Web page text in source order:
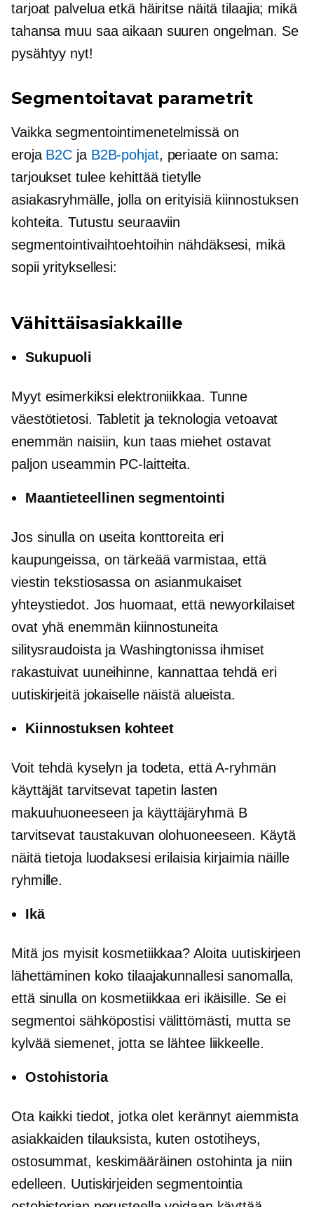
tarjoat palvelua etkä häiritse näitä tilaajia; mikä
tahansa muu saa aikaan suuren ongelman. Se
pysähtyy nyt!
Segmentoitavat parametrit
Vaikka segmentointimenetelmissä on
eroja B2C ja B2B-pohjat, periaate on sama:
tarjoukset tulee kehittää tietylle
asiakasryhmälle, jolla on erityisiä kiinnostuksen
kohteita. Tutustu seuraaviin
segmentointivaihtoehtoihin nähdäksesi, mikä
sopii yrityksellesi:
Vähittäisasiakkaille
Sukupuoli
Myyt esimerkiksi elektroniikkaa. Tunne
väestötietosi. Tabletit ja teknologia vetoavat
enemmän naisiin, kun taas miehet ostavat
paljon useammin PC-laitteita.
Maantieteellinen segmentointi
Jos sinulla on useita konttoreita eri
kaupungeissa, on tärkeää varmistaa, että
viestin tekstiosassa on asianmukaiset
yhteystiedot. Jos huomaat, että newyorkilaiset
ovat yhä enemmän kiinnostuneita
silitysraudoista ja Washingtonissa ihmiset
rakastuivat uuneihinne, kannattaa tehdä eri
uutiskirjeitä jokaiselle näistä alueista.
Kiinnostuksen kohteet
Voit tehdä kyselyn ja todeta, että A-ryhmän
käyttäjät tarvitsevat tapetin lasten
makuuhuoneeseen ja käyttäjäryhmä B
tarvitsevat taustakuvan olohuoneeseen. Käytä
näitä tietoja luodaksesi erilaisia ​​kirjaimia näille
ryhmille.
Ikä
Mitä jos myisit kosmetiikkaa? Aloita uutiskirjeen
lähettäminen koko tilaajakunnallesi sanomalla,
että sinulla on kosmetiikkaa eri ikäisille. Se ei
segmentoi sähköpostisi välittömästi, mutta se
kylvää siemenet, jotta se lähtee liikkeelle.
Ostohistoria
Ota kaikki tiedot, jotka olet kerännyt aiemmista
asiakkaiden tilauksista, kuten ostotiheys,
ostosummat, keskimääräinen ostohinta ja niin
edelleen. Uutiskirjeiden segmentointia